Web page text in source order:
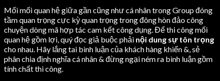
Mối mối quan hệ giữa gần cũng như cá nhân trong Group đóng
tầm quan trọng cực kỳ quan trọng trong đông hòn đảo công
chuyện dòng mã hợp tác cam kết công dụng. Để thi công mối
quan hệ gồm lợi, quý đọc giả buộc phải nội dung sự tôn trọng
cho nhau. Hãy lắng tai bình luận của khách hàng khiến &, sẻ
phân chia định nghĩa cá nhân & đừng ngại ném ra bình luận gồm
tính chất thi công.